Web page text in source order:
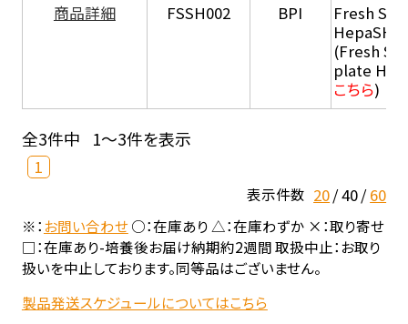
商品詳細
FSSH002 BPI
Fresh
HepaSH®
(Fresh
plate
こちら)
全3件中 1～3件を表示
1
表示件数 20 40 60
※：お問い合わせ○：在庫あり △：在庫わずか ×：取り寄せ
□：在庫あり-培養後お届け納期約2週間 取扱中止：お取り
扱いを中止しております。同等品はございません。
製品発送スケジュールについてはこちら